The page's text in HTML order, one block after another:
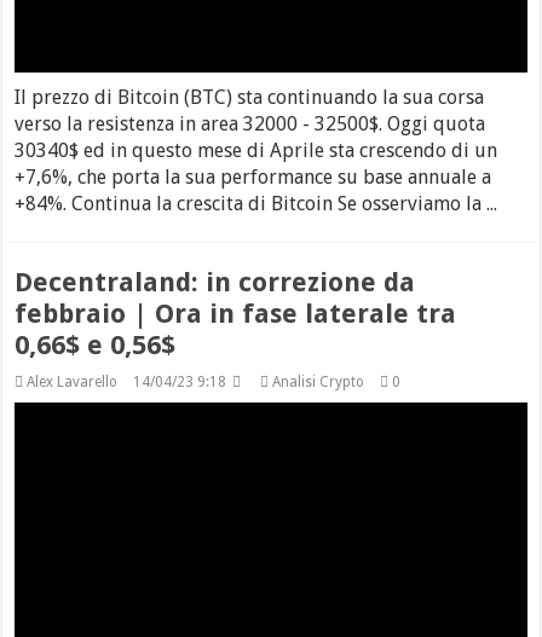
Il prezzo di Bitcoin (BTC) sta continuando la sua corsa
verso la resistenza in area 32000 - 32500$. Oggi quota
30340$ ed in questo mese di Aprile sta crescendo di un
+7,6%, che porta la sua performance su base annuale a
+84%. Continua la crescita di Bitcoin Se osserviamo la ...
Decentraland: in correzione da
febbraio | Ora in fase laterale tra
0,66$ e 0,56$
Alex Lavarello 14/04/23 9:18 Analisi Crypto 0